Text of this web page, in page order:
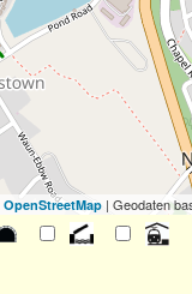
OpenStreetMap| Geodaten